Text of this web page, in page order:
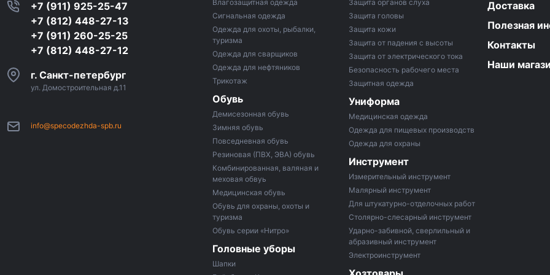
+7 (911) 925-25-47
+7 (812) 448-27-13
+7 (911) 260-25-25
+7 (812) 448-27-12
г. Санкт-петербург
ул. Домостроительная д.11
info@specodezhda-spb.ru
Влагозащитная одежда
Сигнальная одежда
Одежда для охоты, рыбалки,
туризма
Одежда для сварщиков
Одежда для нефтяников
Трикотаж
Обувь
Демисезонная обувь
Зимняя обувь
Повседневная обувь
Резиновая (ПВХ, ЭВА) обувь
Комбинированная, валяная и
меховая обвуь
Медицинская обувь
Обувь для охраны, охоты и
туризма
Обувь серии «Нитро»
Головные уборы
Шапки
Защита органов слуха
Защита головы
Защита кожи
Защита от падения с высоты
Защита от электрического тока
Безопасность рабочего места
Защитная одежда
Униформа
Медицинская одежда
Одежда для пищевых производств
Одежда для охраны
Инструмент
Измерительный инструмент
Малярный инструмент
Для штукатурно-отделочных работ
Столярно-слесарный инструмент
Ударно-забивной, сверлильный и
абразивный инструмент
Электроинструмент
Доставка
Полезная
Контакты
Наши